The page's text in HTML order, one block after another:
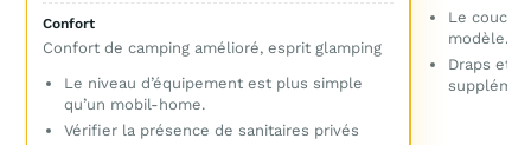
Le
modèle.
Draps et
Confort
Confort de camping amélioré, esprit glamping
Le niveau d’équipement est plus simple
qu’un mobil-home.
Vérifier la présence de sanitaires privés